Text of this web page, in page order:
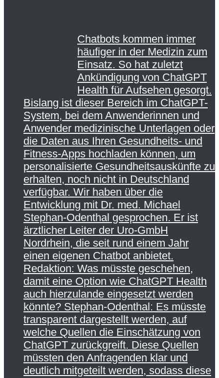
Chatbots kommen immer
häufiger in der Medizin zum
Einsatz. So hat zuletzt
Ankündigung von ChatGPT
Health für Aufsehen gesorgt.
Bislang ist dieser Bereich im ChatGPT-
System, bei dem Anwenderinnen und
Anwender medizinische Unterlagen oder
die Daten aus Ihren Gesundheits- und
Fitness-Apps hochladen können, um
personalisierte Gesundheitsauskünfte zu
erhalten, noch nicht in Deutschland
verfügbar. Wir haben über die
Entwicklung mit Dr. med. Michael
Stephan-Odenthal gesprochen. Er ist
ärztlicher Leiter der Uro-GmbH
Nordrhein, die seit rund einem Jahr
einen eigenen Chatbot anbietet.
Redaktion: Was müsste geschehen,
damit eine Option wie ChatGPT Health
auch hierzulande eingesetzt werden
könnte? Stephan-Odenthal: Es müsste
transparent dargestellt werden, auf
welche Quellen die Einschätzung von
ChatGPT zurückgreift. Diese Quellen
müssten den Anfragenden klar und
deutlich mitgeteilt werden, sodass diese